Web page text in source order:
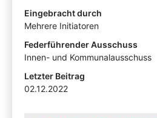
Kommunalausschuss nehmen
Gesichtspunkte hinweisen. Die
Interessensvertretern und
im Rahmen eines
Angehörten in der
eingesehen werden: hier
Eingebracht durch
Mehrere Initiatoren
Federführender Ausschuss
Innen- und Kommunalausschuss
Letzter Beitrag
02.12.2022